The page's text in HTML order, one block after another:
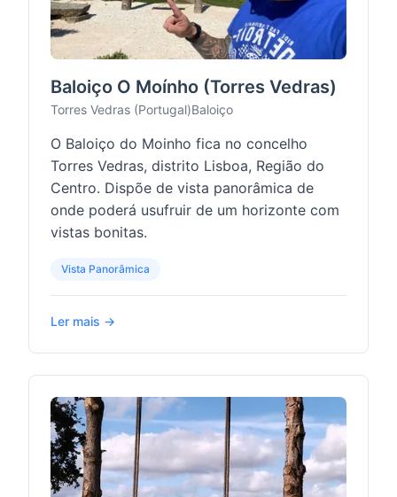
Baloiço O Moínho (Torres Vedras)
Torres Vedras (Portugal)Baloiço
O Baloiço do Moinho fica no concelho
Torres Vedras, distrito Lisboa, Região do
Centro. Dispõe de vista panorâmica de
onde poderá usufruir de um horizonte com
vistas bonitas.
Vista Panorâmica
Ler mais →